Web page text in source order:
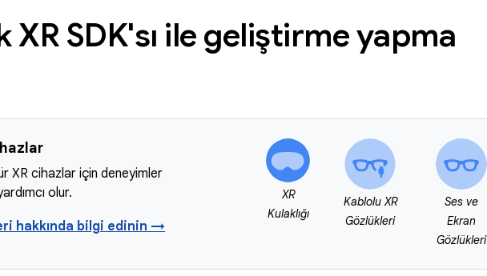
XR SDK'sı ile geliştirme yapma
XR cihazlar için deneyimler
olur.
hakkında bilgi edinin →
XR
Kulaklığı
Kablolu XR
Gözlükleri
Ses ve
Ekran
Gözlükleri